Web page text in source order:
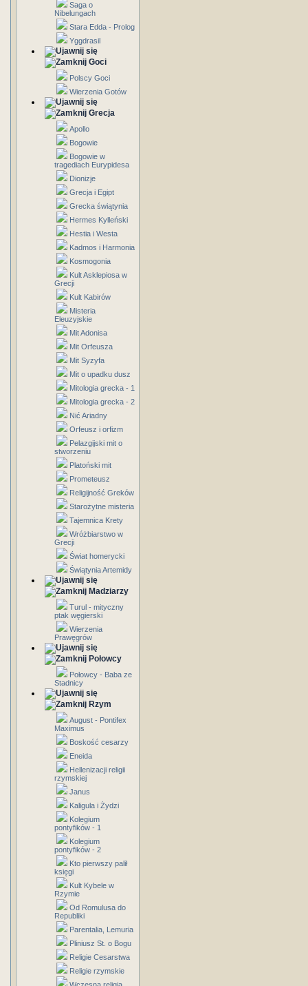
Saga o
Nibelungach
Stara Edda - Prolog
Yggdrasil
Goci
Polscy Goci
Wierzenia Gotów
Grecja
Apollo
Bogowie
Bogowie w
tragediach Eurypidesa
Dionizje
Grecja i Egipt
Grecka świątynia
Hermes Kylleński
Hestia i Westa
Kadmos i Harmonia
Kosmogonia
Kult Asklepiosa w
Grecji
Kult Kabirów
Misteria
Eleuzyjskie
Mit Adonisa
Mit Orfeusza
Mit Syzyfa
Mit o upadku dusz
Mitologia grecka - 1
Mitologia grecka - 2
Nić Ariadny
Orfeusz i orfizm
Pelazgijski mit o
stworzeniu
Platoński mit
Prometeusz
Religijność Greków
Starożytne misteria
Tajemnica Krety
Wróżbiarstwo w
Grecji
Świat homerycki
Świątynia Artemidy
Madziarzy
Turul - mityczny
ptak węgierski
Wierzenia
Prawęgrów
Połowcy
Połowcy - Baba ze
Stadnicy
Rzym
August - Pontifex
Maximus
Boskość cesarzy
Eneida
Hellenizacji religii
rzymskiej
Janus
Kaligula i Żydzi
Kolegium
pontyfików - 1
Kolegium
pontyfików - 2
Kto pierwszy palił
księgi
Kult Kybele w
Rzymie
Od Romulusa do
Republiki
Parentalia, Lemuria
Pliniusz St. o Bogu
Religie Cesarstwa
Religie rzymskie